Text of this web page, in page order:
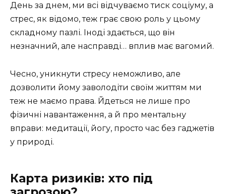
День за днем, ми всі відчуваємо тиск соціуму, а
стрес, як відомо, теж грає свою роль у цьому
складному пазлі. Іноді здається, що він
незначний, але насправді… вплив має вагомий.
Чесно, уникнути стресу неможливо, але
дозволити йому заволодіти своїм життям ми
теж не маємо права. Йдеться не лише про
фізичні навантаження, а й про ментальну
вправи: медитації, йогу, просто час без гаджетів
у природі.
Карта ризиків: хто під